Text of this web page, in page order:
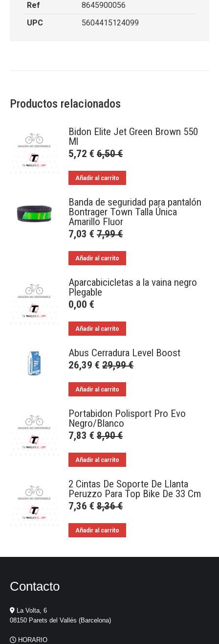
Ref
8645900056
UPC
5604415124099
Productos relacionados
Bidon Elite Jet Green Brown 550
Ml
5,72 € 6,50€
Añadir al carrito
Banda de seguridad para pantalón
Bontrager Town Talla Única
Amarillo Fluor
7,03 € 7,99€
Añadir al carrito
Aparcabicicletas a la vaina negro
Plegable
0,00 €
Añadir al carrito
Abus Cerradura Level Boost
26,39 € 29,99€
Añadir al carrito
Portabidon Polisport Pro Evo
Negro/Blanco
7,83 € 8,90€
Añadir al carrito
2 Cintas De Soporte De Llanta
Peruzzo Para Top Bike De 33 Cm
7,36 € 8,36€
Añadir al carrito
Contacto
La Volta, 6
08150 Parets del Vallés (Barcelona)
HORARIO